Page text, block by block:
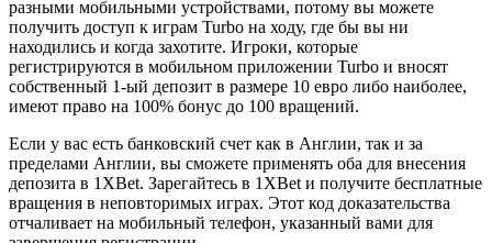
разными мобильными устройствами, потому вы можете
получить доступ к играм Turbo на ходу, где бы вы ни
находились и когда захотите. Игроки, которые
регистрируются в мобильном приложении Turbo и вносят
собственный 1-ый депозит в размере 10 евро либо наиболее,
имеют право на 100% бонус до 100 вращений.
Если у вас есть банковский счет как в Англии, так и за
пределами Англии, вы сможете применять оба для внесения
депозита в 1XBet. Зарегайтесь в 1XBet и получите бесплатные
вращения в неповторимых играх. Этот код доказательства
отчаливает на мобильный телефон, указанный вами для